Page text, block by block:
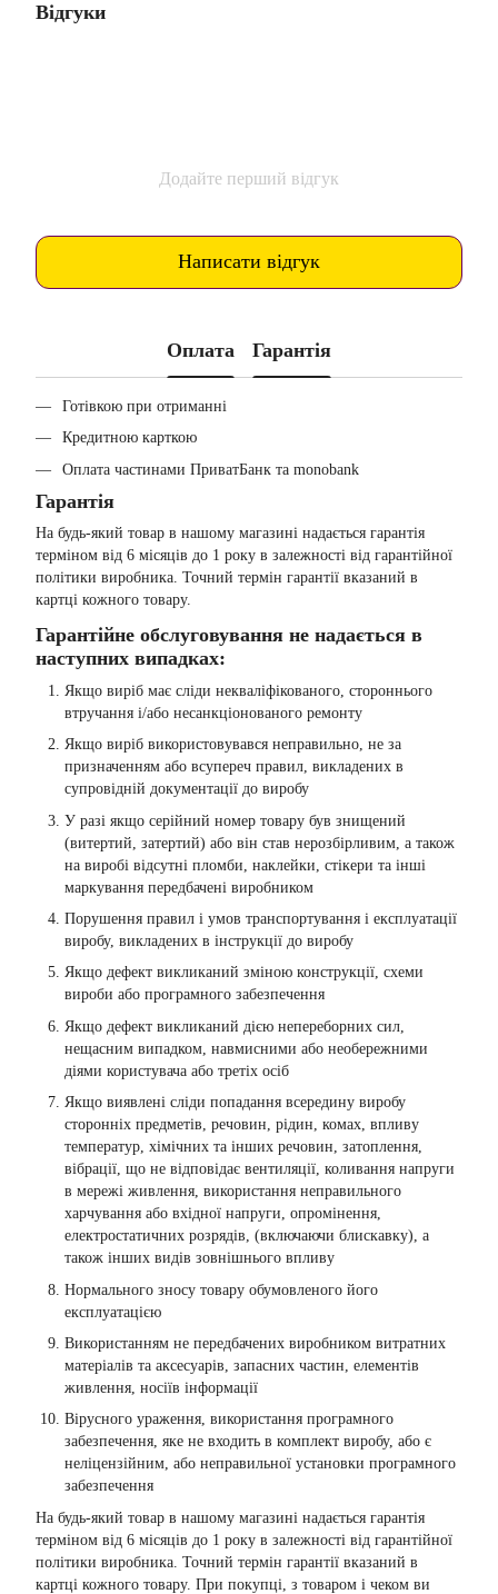
Відгуки
Додайте перший відгук
Написати відгук
Оплата Гарантія
Готівкою при отриманні
Кредитною карткою
Оплата частинами ПриватБанк та monobank
Гарантія
На будь-який товар в нашому магазині надається гарантія
терміном від 6 місяців до 1 року в залежності від гарантійної
політики виробника. Точний термін гарантії вказаний в
картці кожного товару.
Гарантійне обслуговування не надається в
наступних випадках:
Якщо виріб має сліди некваліфікованого, стороннього
втручання і/або несанкціонованого ремонту
Якщо виріб використовувався неправильно, не за
призначенням або всупереч правил, викладених в
супровідній документації до виробу
У разі якщо серійний номер товару був знищений
(витертий, затертий) або він став нерозбірливим, а також
на виробі відсутні пломби, наклейки, стікери та інші
маркування передбачені виробником
Порушення правил і умов транспортування і експлуатації
виробу, викладених в інструкції до виробу
Якщо дефект викликаний зміною конструкції, схеми
вироби або програмного забезпечення
Якщо дефект викликаний дією непереборних сил,
нещасним випадком, навмисними або необережними
діями користувача або третіх осіб
Якщо виявлені сліди попадання всередину виробу
сторонніх предметів, речовин, рідин, комах, впливу
температур, хімічних та інших речовин, затоплення,
вібрації, що не відповідає вентиляції, коливання напруги
в мережі живлення, використання неправильного
харчування або вхідної напруги, опромінення,
електростатичних розрядів, (включаючи блискавку), а
також інших видів зовнішнього впливу
Нормального зносу товару обумовленого його
експлуатацією
Використанням не передбачених виробником витратних
матеріалів та аксесуарів, запасних частин, елементів
живлення, носіїв інформації
Вірусного ураження, використання програмного
забезпечення, яке не входить в комплект виробу, або є
неліцензійним, або неправильної установки програмного
забезпечення
На будь-який товар в нашому магазині надається гарантія
терміном від 6 місяців до 1 року в залежності від гарантійної
політики виробника. Точний термін гарантії вказаний в
картці кожного товару. При покупці, з товаром і чеком ви